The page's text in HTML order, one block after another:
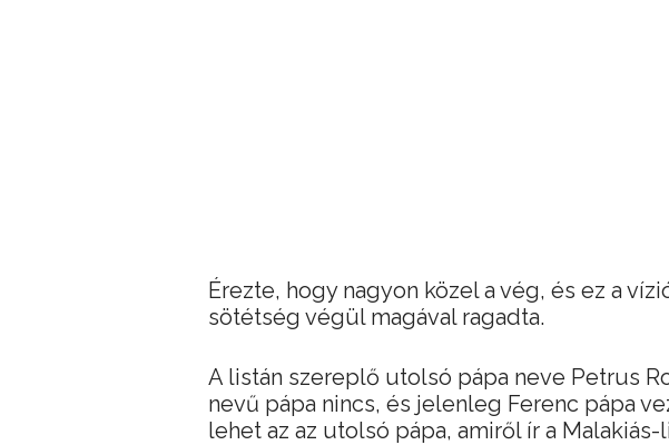
Érezte, hogy nagyon közel a vég, és ez a
sötétség végül magával ragadta.
A listán szereplő utolsó pápa neve Petrus
nevű pápa nincs, és jelenleg Ferenc pápa
lehet az az utolsó pápa, amiről ír a Malakiás-